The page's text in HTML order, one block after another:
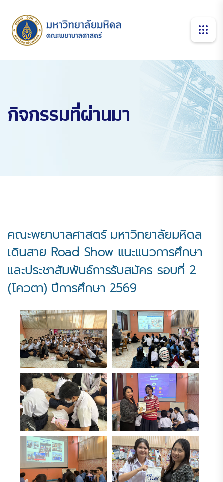
กิจกรรมที่ผ่านมา
คณะพยาบาลศาสตร์ มหาวิทยาลัยมหิดล
เดินสาย Road Show แนะแนวการศึกษา
และประชาสัมพันธ์การรับสมัคร รอบที่ 2
(โควตา) ปีการศึกษา 2569